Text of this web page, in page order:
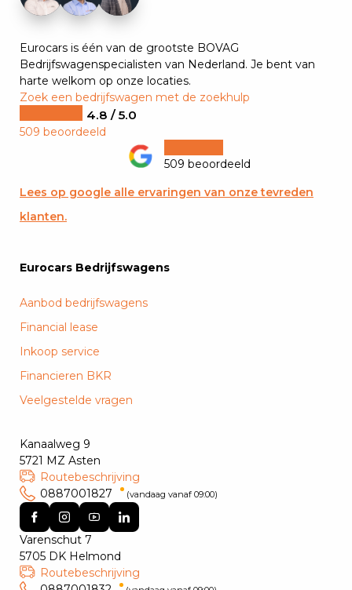
Eurocars is één van de grootste BOVAG
Bedrijfswagenspecialisten van Nederland. Je bent van
harte welkom op onze locaties.
Zoek een bedrijfswagen met de zoekhulp
4.8 / 5.0
509 beoordeeld
509 beoordeeld
Lees op google alle ervaringen van onze tevreden
klanten.
Eurocars Bedrijfswagens
Aanbod bedrijfswagens
Financial lease
Inkoop service
Financieren BKR
Veelgestelde vragen
Kanaalweg 9
5721 MZ Asten
Routebeschrijving
0887001827
(vandaag vanaf 09:00)
Varenschut 7
5705 DK Helmond
Routebeschrijving